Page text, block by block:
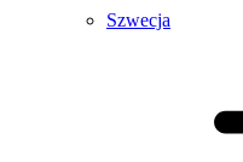
Szwecja